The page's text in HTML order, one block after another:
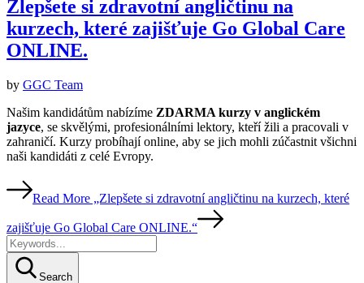
Zlepšete si zdravotní angličtinu na
kurzech, které zajišťuje Go Global Care
ONLINE.
by GGC Team
Našim kandidátům nabízíme ZDARMA kurzy v anglickém
jazyce, se skvělými, profesionálními lektory, kteří žili a pracovali v
zahraničí. Kurzy probíhají online, aby se jich mohli zúčastnit všichni
naši kandidáti z celé Evropy.
Read More „Zlepšete si zdravotní angličtinu na kurzech, které
zajišťuje Go Global Care ONLINE.“
Search